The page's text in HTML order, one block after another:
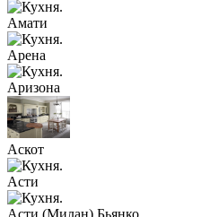
Амати
Арена
Аризона
Аскот
Асти